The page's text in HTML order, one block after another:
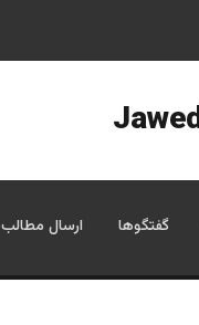
گفتگوها ارسال مطالب